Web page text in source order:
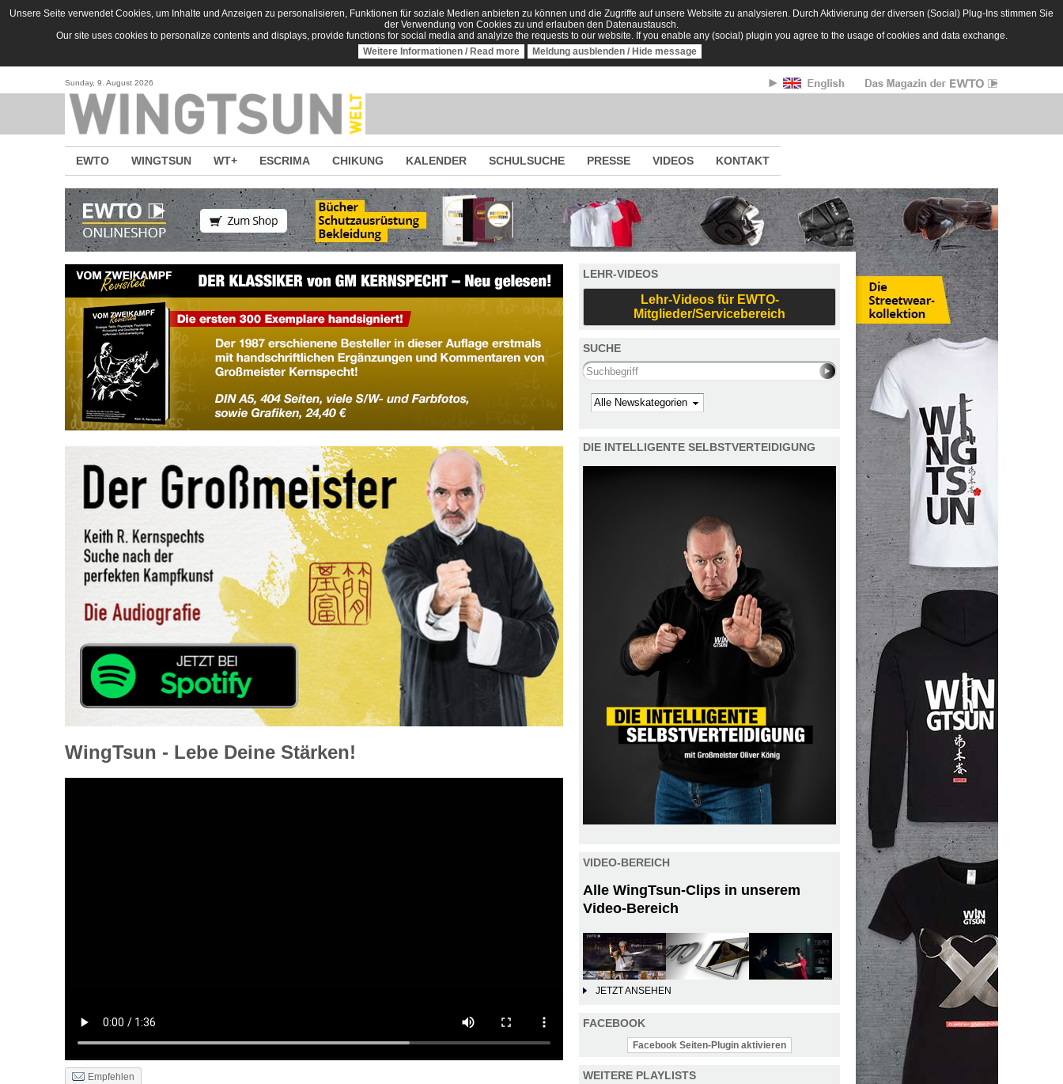
Direkt zum Inhalt
Unsere Seite verwendet Cookies, um Inhalte und Anzeigen zu personalisieren, Funktionen für soziale Medien anbieten zu können und die Zugriffe auf unsere Website zu analysieren. Durch Aktivierung der diversen (Social) Plug-Ins stimmen Sie
der Verwendung von Cookies zu und erlauben den Datenaustausch.
Our site uses cookies to personalize contents and displays, provide functions for social media and analyize the requests to our website. If you enable any (social) plugin you agree to the usage of cookies and data exchange.
Weitere Informationen / Read more
Meldung ausblenden / Hide message
Sunday, 9. August 2026
EWTO WINGTSUN WT+ ESCRIMA CHIKUNG KALENDER SCHULSUCHE PRESSE VIDEOS KONTAKT
WingTsun - Lebe Deine Stärken!
Empfehlen
LEHR-VIDEOS
Lehr-Videos für EWTO-
Mitglieder/Servicebereich
SUCHE
Search this site
Kategorie
DIE INTELLIGENTE SELBSTVERTEIDIGUNG
VIDEO-BEREICH
Alle WingTsun-Clips in unserem
Video-Bereich
JETZT ANSEHEN
FACEBOOK
Facebook Seiten-Plugin aktivieren
WEITERE PLAYLISTS